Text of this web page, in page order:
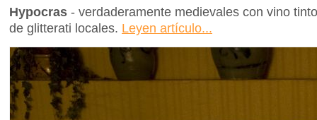
Hypocras - verdaderamente medievales con vino
de glitterati locales. Leyen artículo...